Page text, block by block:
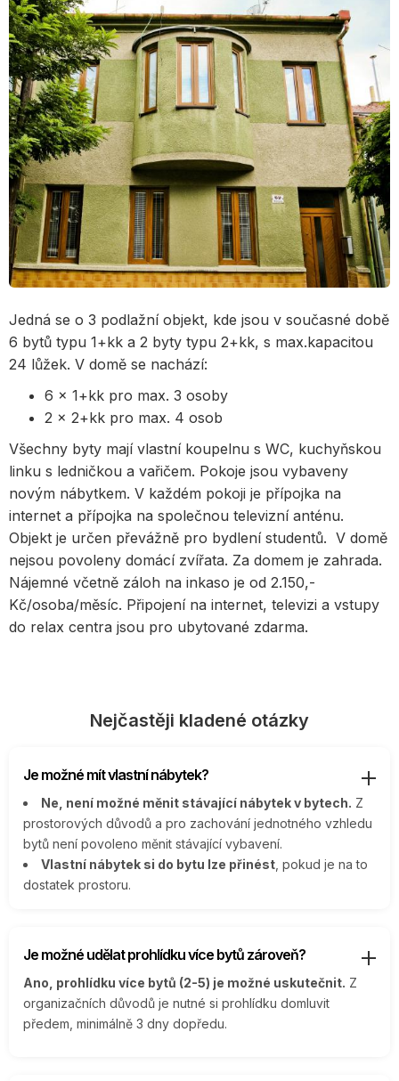
Jedná se o 3 podlažní objekt, kde jsou v současné době
6 bytů typu 1+kk a 2 byty typu 2+kk, s max.kapacitou
24 lůžek. V domě se nachází:
6 x 1+kk pro max. 3 osoby
2 x 2+kk pro max. 4 osob
Všechny byty mají vlastní koupelnu s WC, kuchyňskou
linku s ledničkou a vařičem. Pokoje jsou vybaveny
novým nábytkem. V každém pokoji je přípojka na
internet a přípojka na společnou televizní anténu.
Objekt je určen převážně pro bydlení studentů. V domě
nejsou povoleny domácí zvířata. Za domem je zahrada.
Nájemné včetně záloh na inkaso je od 2.150,-
Kč/osoba/měsíc. Připojení na internet, televizi a vstupy
do relax centra jsou pro ubytované zdarma.
Nejčastěji kladené otázky
Je možné mít vlastní nábytek?
Ne, není možné měnit stávající nábytek v bytech. Z
prostorových důvodů a pro zachování jednotného vzhledu
bytů není povoleno měnit stávající vybavení.
Vlastní nábytek si do bytu lze přinést , pokud je na to
dostatek prostoru.
Je možné udělat prohlídku více bytů zároveň?
Ano, prohlídku více bytů (2-5) je možné uskutečnit. Z
organizačních důvodů je nutné si prohlídku domluvit
předem, minimálně 3 dny dopředu.